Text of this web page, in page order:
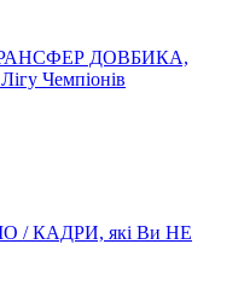
ДОВБИКА,
Чемпіонів
КАДРИ, які Ви НЕ